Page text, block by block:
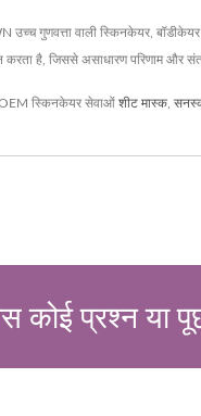
उच्च गुणवत्ता वाली स्किनकेयर,
करता है, जिससे असाधारण परिणाम और
OEM स्किनकेयर सेवाओं शीट मास्क
कोई प्रश्न या